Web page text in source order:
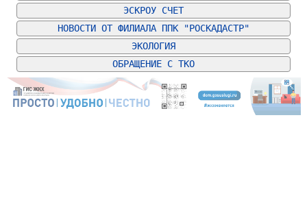
ЭСКРОУ СЧЕТ
НОВОСТИ ОТ ФИЛИАЛА ППК "РОСКАДАСТР"
ЭКОЛОГИЯ
ОБРАЩЕНИЕ С ТКО